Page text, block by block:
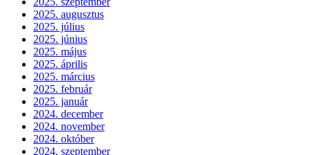
2025. augusztus
2025. július
2025. június
2025. május
2025. április
2025. március
2025. február
2025. január
2024. december
2024. november
2024. október
2024. szeptember